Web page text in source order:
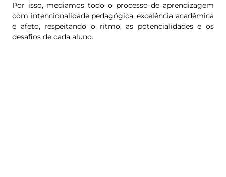
Por isso, mediamos todo o processo de aprendizagem
com intencionalidade pedagógica, excelência acadêmica
e afeto, respeitando o ritmo, as potencialidades e os
desafios de cada aluno.